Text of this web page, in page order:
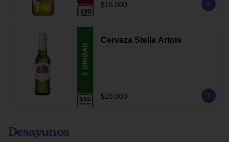
$15.000
Cerveza Stella Artois
$18.000
Desayunos